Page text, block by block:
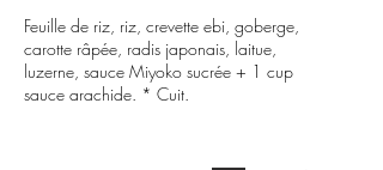
Feuille de riz, riz, crevette ebi, goberge,
carotte râpée, radis japonais, laitue,
luzerne, sauce Miyoko sucrée + 1 cup
sauce arachide. * Cuit.